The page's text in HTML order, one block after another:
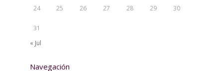
24 25 26 27 28 29 30
31
« Jul
Navegación